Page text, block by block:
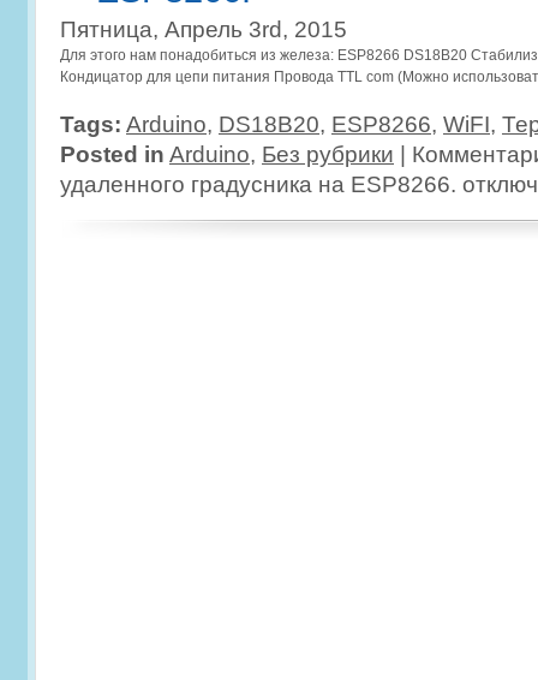
Пятница, Апрель 3rd, 2015
Для этого нам понадобиться из железа: ESP8266 DS18B20
Кондицатор для цепи питания Провода TTL com (Можно
Tags: Arduino, DS18B20, ESP8266, WiFI,
Posted in Arduino, Без рубрики
удаленного градусника на ESP8266.